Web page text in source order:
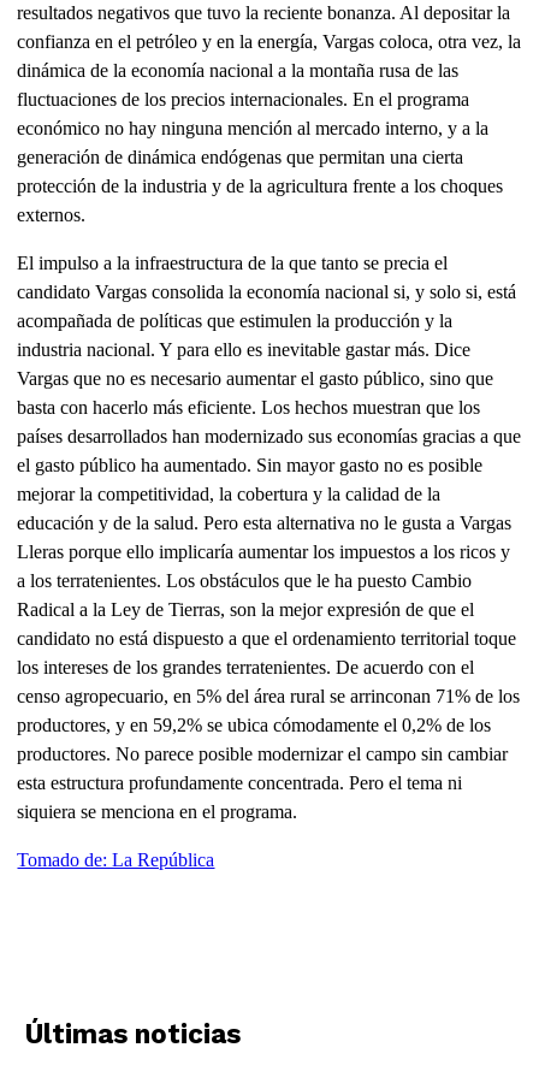
resultados negativos que tuvo la reciente bonanza. Al depositar la
confianza en el petróleo y en la energía, Vargas coloca, otra vez, la
dinámica de la economía nacional a la montaña rusa de las
fluctuaciones de los precios internacionales. En el programa
económico no hay ninguna mención al mercado interno, y a la
generación de dinámica endógenas que permitan una cierta
protección de la industria y de la agricultura frente a los choques
externos.
El impulso a la infraestructura de la que tanto se precia el
candidato Vargas consolida la economía nacional si, y solo si, está
acompañada de políticas que estimulen la producción y la
industria nacional. Y para ello es inevitable gastar más. Dice
Vargas que no es necesario aumentar el gasto público, sino que
basta con hacerlo más eficiente. Los hechos muestran que los
países desarrollados han modernizado sus economías gracias a que
el gasto público ha aumentado. Sin mayor gasto no es posible
mejorar la competitividad, la cobertura y la calidad de la
educación y de la salud. Pero esta alternativa no le gusta a Vargas
Lleras porque ello implicaría aumentar los impuestos a los ricos y
a los terratenientes. Los obstáculos que le ha puesto Cambio
Radical a la Ley de Tierras, son la mejor expresión de que el
candidato no está dispuesto a que el ordenamiento territorial toque
los intereses de los grandes terratenientes. De acuerdo con el
censo agropecuario, en 5% del área rural se arrinconan 71% de los
productores, y en 59,2% se ubica cómodamente el 0,2% de los
productores. No parece posible modernizar el campo sin cambiar
esta estructura profundamente concentrada. Pero el tema ni
siquiera se menciona en el programa.
Tomado de: La República
Últimas noticias